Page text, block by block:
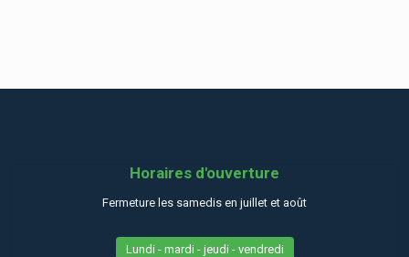
Horaires d'ouverture
Fermeture les samedis en juillet et août
Lundi - mardi - jeudi - vendredi